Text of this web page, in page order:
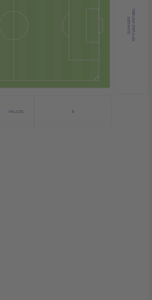
TRIBUNA POPULAR
VISITANTE
PALCOS B